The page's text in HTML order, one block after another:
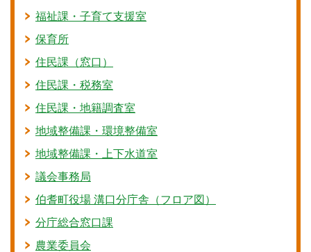
福祉課・子育て支援室
保育所
住民課（窓口）
住民課・税務室
住民課・地籍調査室
地域整備課・環境整備室
地域整備課・上下水道室
議会事務局
伯耆町役場 溝口分庁舎（フロア図）
分庁総合窓口課
農業委員会